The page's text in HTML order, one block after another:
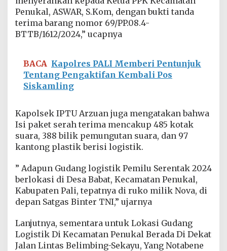
c
m
a
n
P
k
a
l
Penukal, ASWAR, S.Kom, dengan bukti tanda
terima barang nomor 69/PP.08.4-
BTTB/1612/2024,” ucapnya
BACA Kapolres PALI Memberi Pentunjuk
Tentang Pengaktifan Kembali Pos
Siskamling
Kapolsek IPTU Arzuan juga mengatakan bahwa
Isi paket serah terima mencakup 485 kotak
suara, 388 bilik pemungutan suara, dan 97
kantong plastik berisi logistik.
” Adapun Gudang logistik Pemilu Serentak 2024
berlokasi di Desa Babat, Kecamatan Penukal,
Kabupaten Pali, tepatnya di ruko milik Nova, di
depan Satgas Binter TNI,” ujarnya
Lanjutnya, sementara untuk Lokasi Gudang
Logistik Di Kecamatan Penukal Berada Di Dekat
Jalan Lintas Belimbing-Sekayu, Yang Notabene